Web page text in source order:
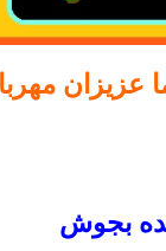
عزیزان
بجوش